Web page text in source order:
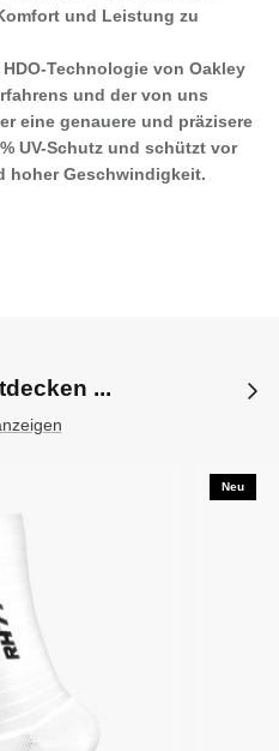
und Leistung zu
HDO-Technologie von Oakley
und der von uns
eine genauere und präzisere
UV-Schutz und schützt vor
hoher Geschwindigkeit.
...
Neu